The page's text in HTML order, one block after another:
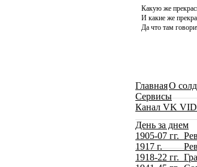
Какую же
И какие же
Да что там
ГлавнаяО
Сервисы
Канал VK
День за днем
1905-07 гг.
1917 г.
1918-22 гг.